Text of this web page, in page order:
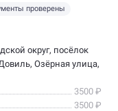
проверены
округ, посёлок
Озёрная улица,
3500 ₽
3500 ₽